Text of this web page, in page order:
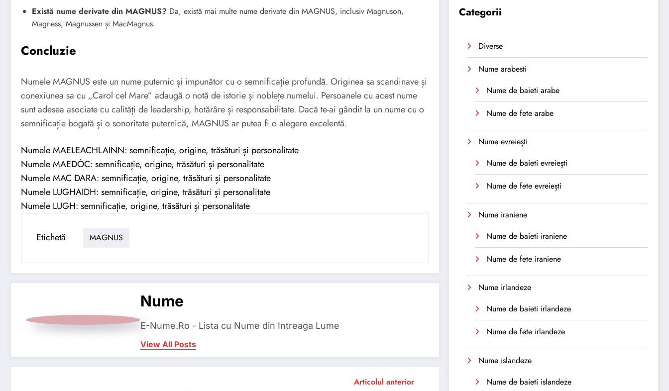
Există nume derivate din MAGNUS? Da, există mai multe nume derivate din MAGNUS, inclusiv Magnuson,
Magness, Magnussen și MacMagnus.
Concluzie
Numele MAGNUS este un nume puternic și impunător cu o semnificație profundă. Originea sa scandinave și
conexiunea sa cu „Carol cel Mare” adaugă o notă de istorie și noblețe numelui. Persoanele cu acest nume
sunt adesea asociate cu calități de leadership, hotărâre și responsabilitate. Dacă te-ai gândit la un nume cu o
semnificație bogată și o sonoritate puternică, MAGNUS ar putea fi o alegere excelentă.
Numele MAELEACHLAINN: semnificație, origine, trăsături și personalitate
Numele MAEDÓC: semnificație, origine, trăsături și personalitate
Numele MAC DARA: semnificație, origine, trăsături și personalitate
Numele LUGHAIDH: semnificație, origine, trăsături și personalitate
Numele LUGH: semnificație, origine, trăsături și personalitate
Etichetă MAGNUS
Nume
E-Nume.Ro - Lista cu Nume din Intreaga Lume
View All Posts
Articolul anterior
Categorii
Diverse
Nume arabesti
Nume de baieti arabe
Nume de fete arabe
Nume evreiești
Nume de baieti evreiești
Nume de fete evreiești
Nume iraniene
Nume de baieti iraniene
Nume de fete iraniene
Nume irlandeze
Nume de baieti irlandeze
Nume de fete irlandeze
Nume islandeze
Nume de baieti islandeze